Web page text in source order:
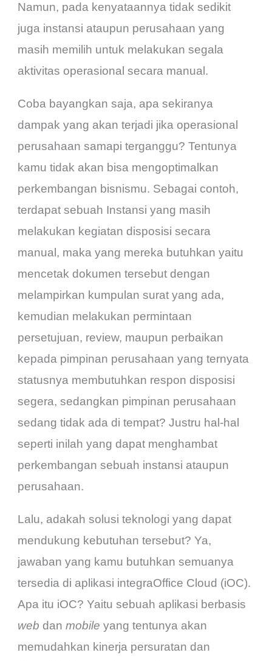
Namun, pada kenyataannya tidak sedikit
juga instansi ataupun perusahaan yang
masih memilih untuk melakukan segala
aktivitas operasional secara manual.
Coba bayangkan saja, apa sekiranya
dampak yang akan terjadi jika operasional
perusahaan samapi terganggu? Tentunya
kamu tidak akan bisa mengoptimalkan
perkembangan bisnismu. Sebagai contoh,
terdapat sebuah Instansi yang masih
melakukan kegiatan disposisi secara
manual, maka yang mereka butuhkan yaitu
mencetak dokumen tersebut dengan
melampirkan kumpulan surat yang ada,
kemudian melakukan permintaan
persetujuan, review, maupun perbaikan
kepada pimpinan perusahaan yang ternyata
statusnya membutuhkan respon disposisi
segera, sedangkan pimpinan perusahaan
sedang tidak ada di tempat? Justru hal-hal
seperti inilah yang dapat menghambat
perkembangan sebuah instansi ataupun
perusahaan.
Lalu, adakah solusi teknologi yang dapat
mendukung kebutuhan tersebut? Ya,
jawaban yang kamu butuhkan semuanya
tersedia di aplikasi integraOffice Cloud (iOC).
Apa itu iOC? Yaitu sebuah aplikasi berbasis
web danmobile yang tentunya akan
memudahkan kinerja persuratan dan